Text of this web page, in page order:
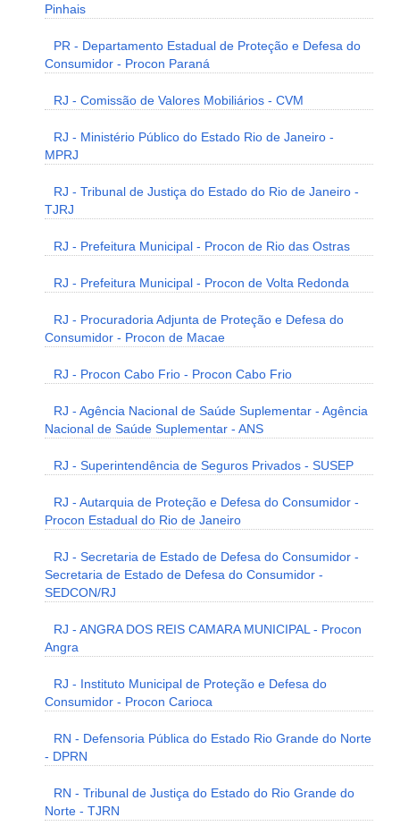
Pinhais
PR - Departamento Estadual de Proteção e Defesa do
Consumidor - Procon Paraná
RJ - Comissão de Valores Mobiliários - CVM
RJ - Ministério Público do Estado Rio de Janeiro -
MPRJ
RJ - Tribunal de Justiça do Estado do Rio de Janeiro -
TJRJ
RJ - Prefeitura Municipal - Procon de Rio das Ostras
RJ - Prefeitura Municipal - Procon de Volta Redonda
RJ - Procuradoria Adjunta de Proteção e Defesa do
Consumidor - Procon de Macae
RJ - Procon Cabo Frio - Procon Cabo Frio
RJ - Agência Nacional de Saúde Suplementar - Agência
Nacional de Saúde Suplementar - ANS
RJ - Superintendência de Seguros Privados - SUSEP
RJ - Autarquia de Proteção e Defesa do Consumidor -
Procon Estadual do Rio de Janeiro
RJ - Secretaria de Estado de Defesa do Consumidor -
Secretaria de Estado de Defesa do Consumidor -
SEDCON/RJ
RJ - ANGRA DOS REIS CAMARA MUNICIPAL - Procon
Angra
RJ - Instituto Municipal de Proteção e Defesa do
Consumidor - Procon Carioca
RN - Defensoria Pública do Estado Rio Grande do Norte
- DPRN
RN - Tribunal de Justiça do Estado do Rio Grande do
Norte - TJRN